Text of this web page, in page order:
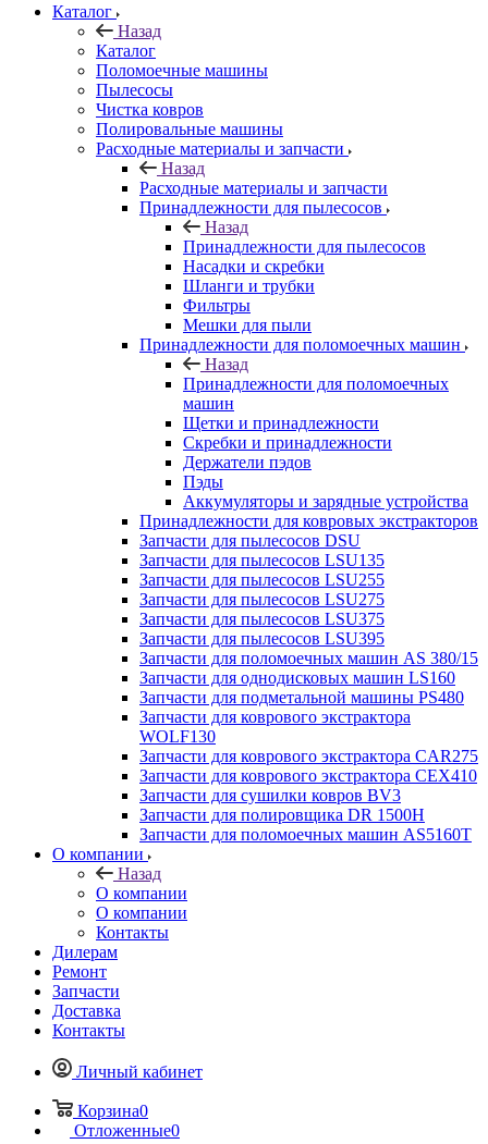
Каталог
Назад
Каталог
Поломоечные машины
Пылесосы
Чистка ковров
Полировальные машины
Расходные материалы и запчасти
Назад
Расходные материалы и запчасти
Принадлежности для пылесосов
Назад
Принадлежности для пылесосов
Насадки и скребки
Шланги и трубки
Фильтры
Мешки для пыли
Принадлежности для поломоечных машин
Назад
Принадлежности для поломоечных
машин
Щетки и принадлежности
Скребки и принадлежности
Держатели пэдов
Пэды
Аккумуляторы и зарядные устройства
Принадлежности для ковровых экстракторов
Запчасти для пылесосов DSU
Запчасти для пылесосов LSU135
Запчасти для пылесосов LSU255
Запчасти для пылесосов LSU275
Запчасти для пылесосов LSU375
Запчасти для пылесосов LSU395
Запчасти для поломоечных машин AS 380/15
Запчасти для однодисковых машин LS160
Запчасти для подметальной машины PS480
Запчасти для коврового экстрактора
WOLF130
Запчасти для коврового экстрактора CAR275
Запчасти для коврового экстрактора CEX410
Запчасти для сушилки ковров BV3
Запчасти для полировщика DR 1500H
Запчасти для поломоечных машин AS5160T
О компании
Назад
О компании
О компании
Контакты
Дилерам
Ремонт
Запчасти
Доставка
Контакты
Личный кабинет
Корзина0
Отложенные0